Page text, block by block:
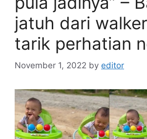
jatuh dari
tarik perhatian
November 1, 2022 by editor